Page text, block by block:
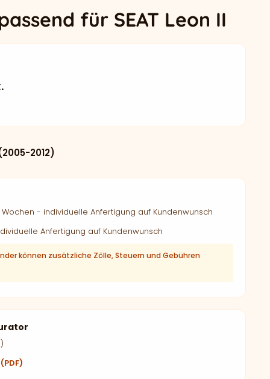
für SEAT Leon II
2012)
- individuelle Anfertigung auf Kundenwunsch
Anfertigung auf Kundenwunsch
können zusätzliche Zölle, Steuern und Gebühren